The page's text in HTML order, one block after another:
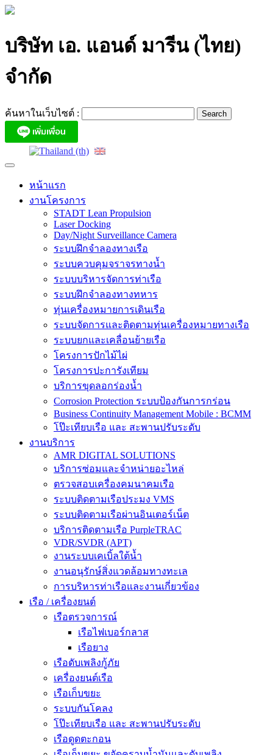
Skip
บริษัท เอ. แอนด์ มารีน (ไทย)
จำกัด
ค้นหาในเว็บไซต์ :
หน้าแรก
งานโครงการ
STADT Lean Propulsion
Laser Docking
Day/Night Surveillance Camera
ระบบฝึกจำลองทางเรือ
ระบบควบคุมจราจรทางน้ำ
ระบบบริหารจัดการท่าเรือ
ระบบฝึกจำลองทางทหาร
ทุ่นเครื่องหมายการเดินเรือ
ระบบจัดการและติดตามทุ่นเครื่องหมายทางเรือ
ระบบยกและเคลื่อนย้ายเรือ
โครงการปักไม้ไผ่
โครงการปะการังเทียม
บริการขุดลอกร่องน้ำ
Corrosion Protection ระบบป้องกันการกร่อน
Business Continuity Management Mobile : BCMM
โป๊ะเทียบเรือ และ สะพานปรับระดับ
งานบริการ
AMR DIGITAL SOLUTIONS
บริการซ่อมและจำหน่ายอะไหล่
ตรวจสอบเครื่องคมนาคมเรือ
ระบบติดตามเรือประมง VMS
ระบบติดตามเรือผ่านอินเตอร์เน็ต
บริการติดตามเรือ PurpleTRAC
VDR/SVDR (APT)
งานระบบเคเบิ้ลใต้น้ำ
งานอนุรักษ์สิ่งแวดล้อมทางทะเล
การบริหารท่าเรือและงานเกี่ยวข้อง
เรือ / เครื่องยนต์
เรือตรวจการณ์
เรือไฟเบอร์กลาส
เรือยาง
เรือดับเพลิงกู้ภัย
เครื่องยนต์เรือ
เรือเก็บขยะ
ระบบกันโคลง
โป๊ะเทียบเรือ และ สะพานปรับระดับ
เรือดูดตะกอน